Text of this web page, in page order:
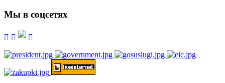
Мы в соцсетях